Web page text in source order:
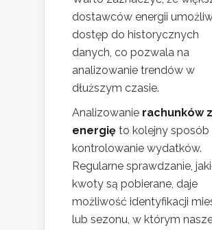
dostawców energii
dostęp do historycznych
danych, co pozwala na
analizowanie trendów w
dłuższym czasie.
Analizowanie rachunków
energię to kolejny sposób
kontrolowanie wydatków.
Regularne sprawdzanie,
kwoty są pobierane, daje
możliwość identyfikacji
lub sezonu, w którym